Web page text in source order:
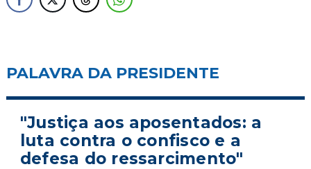
PALAVRA DA PRESIDENTE
"Justiça aos aposentados: a
luta contra o confisco e a
defesa do ressarcimento"